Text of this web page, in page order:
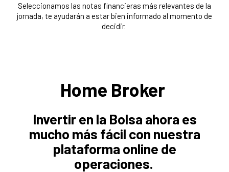
Seleccionamos las notas financieras más relevantes de la
jornada, te ayudarán a estar bien informado al momento de
decidir.
Home Broker
Invertir en la Bolsa ahora es
mucho más fácil con nuestra
plataforma online de
operaciones.